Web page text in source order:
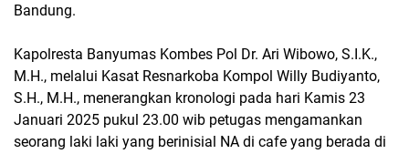
Bandung.
Kapolresta Banyumas Kombes Pol Dr. Ari Wibowo, S.I.K.,
M.H., melalui Kasat Resnarkoba Kompol Willy Budiyanto,
S.H., M.H., menerangkan kronologi pada hari Kamis 23
Januari 2025 pukul 23.00 wib petugas mengamankan
seorang laki laki yang berinisial NA di cafe yang berada di